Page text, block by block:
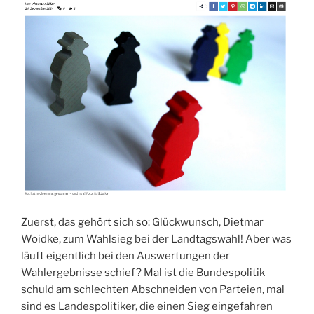
Zuerst, das gehört sich so: Glückwunsch, Dietmar
Woidke, zum Wahlsieg bei der Landtagswahl! Aber was
läuft eigentlich bei den Auswertungen der
Wahlergebnisse schief? Mal ist die Bundespolitik
schuld am schlechten Abschneiden von Parteien, mal
sind es Landespolitiker, die einen Sieg eingefahren